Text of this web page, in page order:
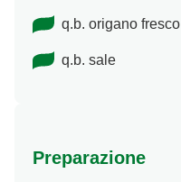
q.b. origano fresco
q.b. sale
Preparazione